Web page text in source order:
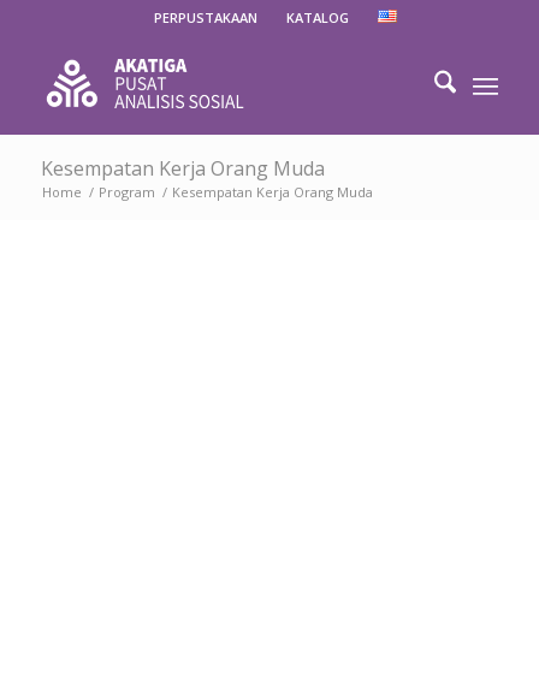
PERPUSTAKAAN KATALOG
Kesempatan Kerja Orang Muda
Home / Program / Kesempatan Kerja Orang Muda